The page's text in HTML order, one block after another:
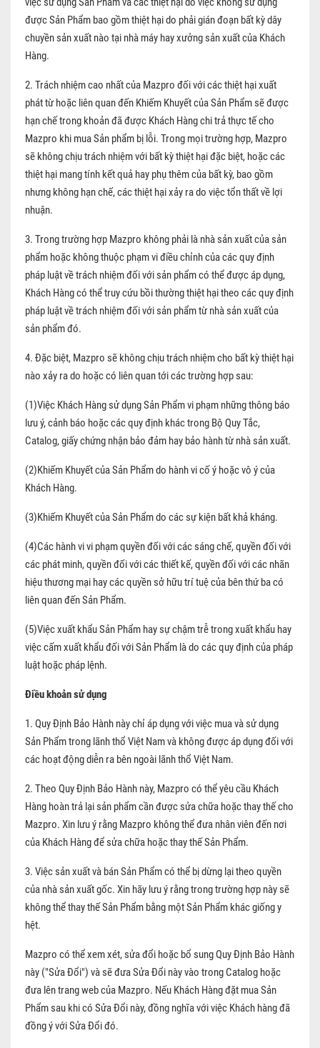
được Sản Phẩm bao gồm thiệt hại do phải gián đoạn bất kỳ dây
chuyền sản xuất nào tại nhà máy hay xưởng sản xuất của Khách
Hàng.
2. Trách nhiệm cao nhất của Mazpro đối với các thiệt hại xuất
phát từ hoặc liên quan đến Khiếm Khuyết của Sản Phẩm sẽ được
hạn chế trong khoản đã được Khách Hàng chi trả thực tế cho
Mazpro khi mua Sản phẩm bị lỗi. Trong mọi trường hợp, Mazpro
sẽ không chịu trách nhiệm với bất kỳ thiệt hại đặc biệt, hoặc các
thiệt hại mang tính kết quả hay phụ thêm của bất kỳ, bao gồm
nhưng không hạn chế, các thiệt hại xảy ra do việc tổn thất về lợi
nhuận.
3. Trong trường hợp Mazpro không phải là nhà sản xuất của sản
phẩm hoặc không thuộc phạm vi điều chỉnh của các quy định
pháp luật về trách nhiệm đối với sản phẩm có thể được áp dụng,
Khách Hàng có thể truy cứu bồi thường thiệt hại theo các quy định
pháp luật về trách nhiệm đối với sản phẩm từ nhà sản xuất của
sản phẩm đó.
4. Đặc biệt, Mazpro sẽ không chịu trách nhiệm cho bất kỳ thiệt hại
nào xảy ra do hoặc có liên quan tới các trường hợp sau:
(1)Việc Khách Hàng sử dụng Sản Phẩm vi phạm những thông báo
lưu ý, cảnh báo hoặc các quy định khác trong Bộ Quy Tắc,
Catalog, giấy chứng nhận bảo đảm hay bảo hành từ nhà sản xuất.
(2)Khiếm Khuyết của Sản Phẩm do hành vi cố ý hoặc vô ý của
Khách Hàng.
(3)Khiếm Khuyết của Sản Phẩm do các sự kiện bất khả kháng.
(4)Các hành vi vi phạm quyền đối với các sáng chế, quyền đối với
các phát minh, quyền đối với các thiết kế, quyền đối với các nhãn
hiệu thương mại hay các quyền sở hữu trí tuệ của bên thứ ba có
liên quan đến Sản Phẩm.
(5)Việc xuất khẩu Sản Phẩm hay sự chậm trễ trong xuất khẩu hay
việc cấm xuất khẩu đối với Sản Phẩm là do các quy định của pháp
luật hoặc pháp lệnh.
Điều khoản sử dụng
1. Quy Định Bảo Hành này chỉ áp dụng với việc mua và sử dụng
Sản Phẩm trong lãnh thổ Việt Nam và không được áp dụng đối với
các hoạt động diễn ra bên ngoài lãnh thổ Việt Nam.
2. Theo Quy Định Bảo Hành này, Mazpro có thể yêu cầu Khách
Hàng hoàn trả lại sản phẩm cần được sửa chữa hoặc thay thế cho
Mazpro. Xin lưu ý rằng Mazpro không thể đưa nhân viên đến nơi
của Khách Hàng để sửa chữa hoặc thay thế Sản Phẩm.
3. Việc sản xuất và bán Sản Phẩm có thể bị dừng lại theo quyền
của nhà sản xuất gốc. Xin hãy lưu ý rằng trong trường hợp này sẽ
không thể thay thế Sản Phẩm bằng một Sản Phẩm khác giống y
hệt.
Mazpro có thể xem xét, sửa đổi hoặc bổ sung Quy Định Bảo Hành
này ("Sửa Đổi") và sẽ đưa Sửa Đổi này vào trong Catalog hoặc
đưa lên trang web của Mazpro. Nếu Khách Hàng đặt mua Sản
Phẩm sau khi có Sửa Đổi này, đồng nghĩa với việc Khách hàng đã
đồng ý với Sửa Đổi đó.